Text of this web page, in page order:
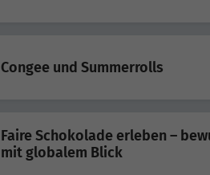
Congee und Summerrolls
Faire Schokolade erleben –
mit globalem Blick